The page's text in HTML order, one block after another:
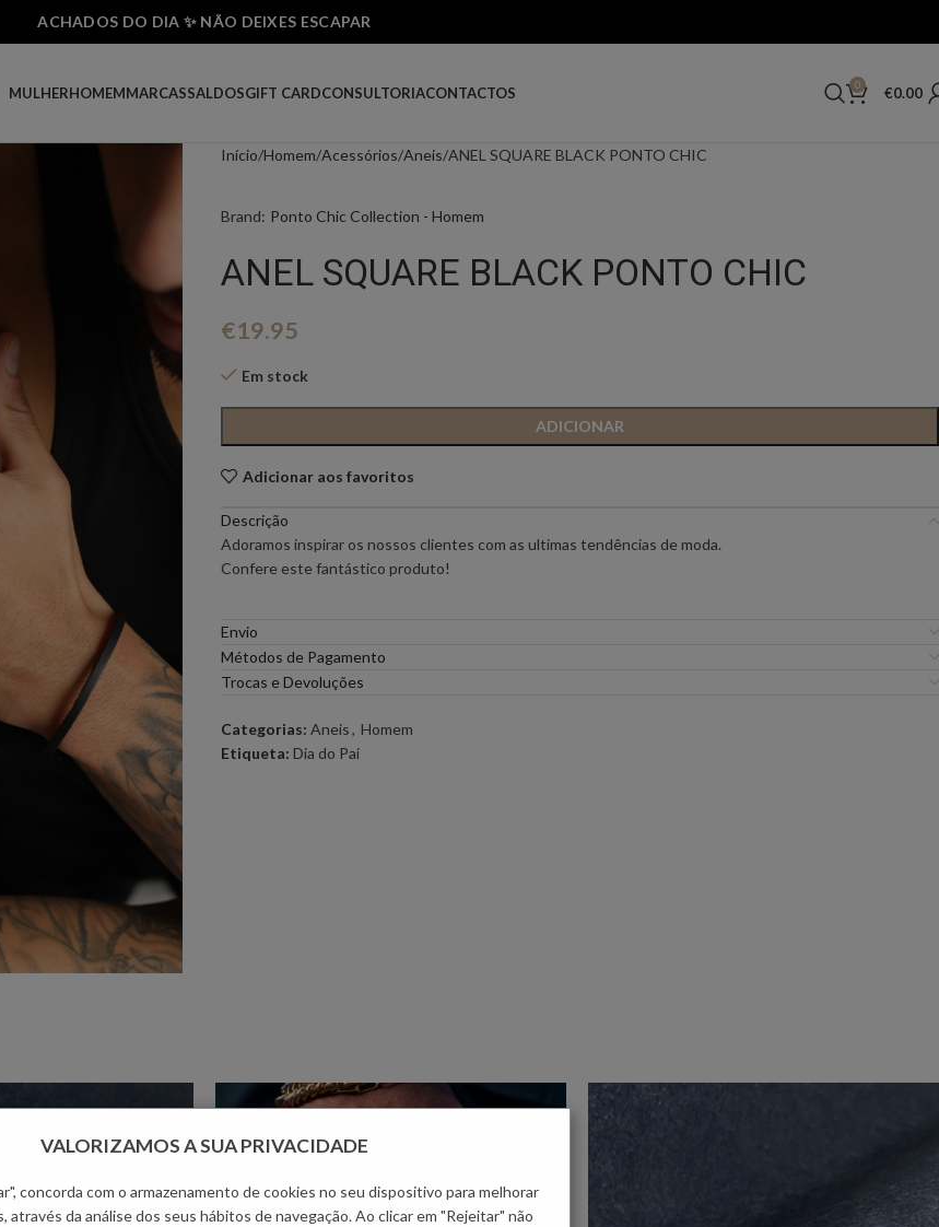
ACHADOS DO DIA ✨ NÃO DEIXES ESCAPAR
MULHERHOMEMMARCAS
PONTO CHIC COLLECTION –
GOA GOA
LOCOLUXO MIGUEL VIEIRA
SCOTCH & SODA
RUGA
SALDOSGIFT CARDCONSULTORIACONTACTOS 0 €0.00
Início Homem Acessórios Aneis ANEL SQUARE BLACK PONTO CHIC
Brand: Ponto Chic Collection - Homem
ANEL SQUARE BLACK PONTO CHIC
€19.95
Em stock
ADICIONAR
Adicionar aos favoritos
Descrição
Adoramos inspirar os nossos clientes com as ultimas tendências de moda.
Confere este fantástico produto!
Envio
Métodos de Pagamento
Trocas e Devoluções
Categorias: Aneis, Homem
Etiqueta: Dia do Pai
VALORIZAMOS A SUA PRIVACIDADE
concorda com o armazenamento de cookies no seu dispositivo para melhorar
através da análise dos seus hábitos de navegação. Ao clicar em "Rejeitar" não